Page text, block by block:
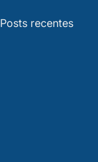
Posts recentes